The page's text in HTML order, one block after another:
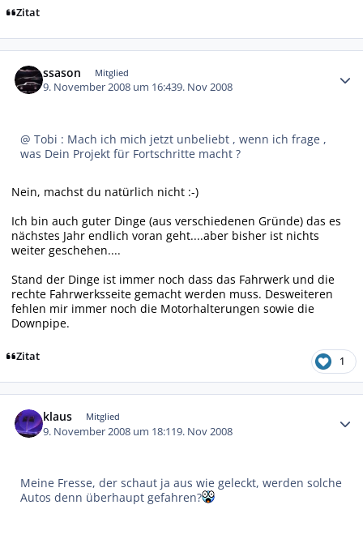
Zitat
ssason Mitglied
9. November 2008 um 16:439. Nov 2008
@ Tobi : Mach ich mich jetzt unbeliebt , wenn ich frage ,
was Dein Projekt für Fortschritte macht ?
Nein, machst du natürlich nicht :-)
Ich bin auch guter Dinge (aus verschiedenen Gründe) das es
nächstes Jahr endlich voran geht....aber bisher ist nichts
weiter geschehen....
Stand der Dinge ist immer noch dass das Fahrwerk und die
rechte Fahrwerksseite gemacht werden muss. Desweiteren
fehlen mir immer noch die Motorhalterungen sowie die
Downpipe.
Zitat 1
klaus Mitglied
9. November 2008 um 18:119. Nov 2008
Meine Fresse, der schaut ja aus wie geleckt, werden solche
Autos denn überhaupt gefahren?